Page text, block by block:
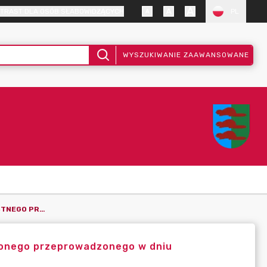
WYSZUKIWANIE ZAAWANSOWANE
INFORMACJA O WYNIKACH I USTNEGO PRZETARGU NIEOGRANICZONEGO PRZEPROWADZONEGO W DNIU 6.09.2022 R.
przeprowadzonego w dniu